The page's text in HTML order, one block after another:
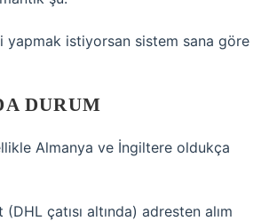
yapmak istiyorsan sistem sana göre
DURUM
Almanya ve İngiltere oldukça
çatısı altında) adresten alım